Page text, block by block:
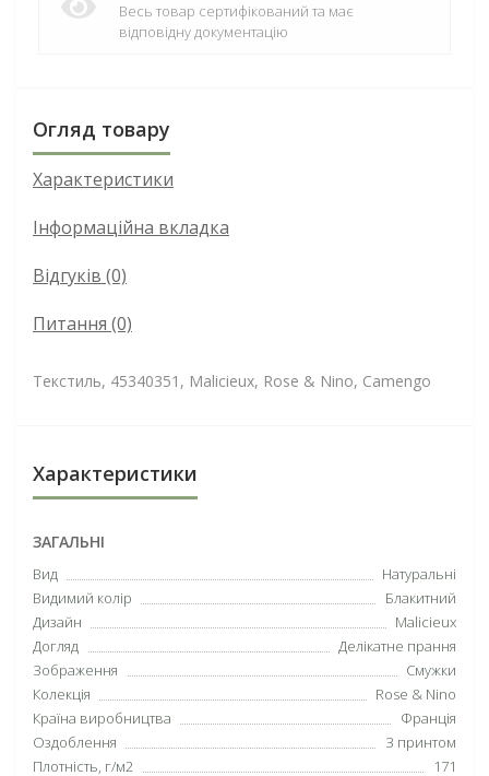
Весь товар сертифікований та має
відповідну документацію
Огляд товару
Характеристики
Інформаційна вкладка
Відгуків (0)
Питання (0)
Текстиль, 45340351, Malicieux, Rose & Nino, Camengo
Характеристики
ЗАГАЛЬНІ
Вид
Натуральні
Видимий колір
Блакитний
Дизайн
Malicieux
Догляд
Делікатне прання
Зображення
Смужки
Колекція
Rose & Nino
Країна виробництва
Франція
Оздоблення
З принтом
Плотність, г/м2
171